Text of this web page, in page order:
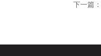
下一篇：